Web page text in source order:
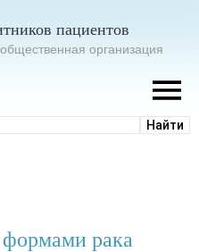
пациентов
организация
рака